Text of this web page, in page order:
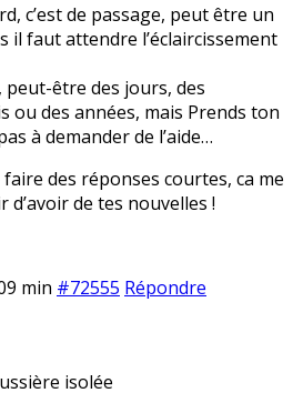
c’est de passage, peut être un
il faut attendre l’éclaircissement
être des jours, des
ou des années, mais Prends ton
à demander de l’aide…
faire des réponses courtes, ca me
de tes nouvelles !
min #72555 Répondre
isolée